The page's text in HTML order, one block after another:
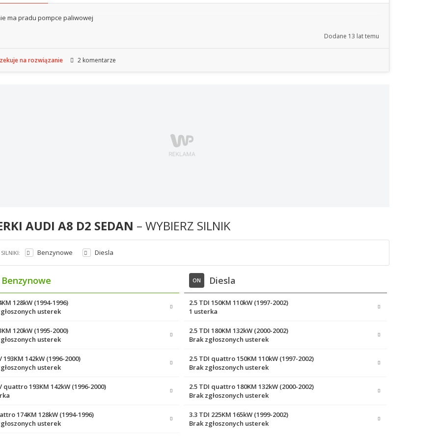
ma pradu pompce paliwowej
Dodane 13 lat temu
na rozwiązanie 2 komentarze
AUDI A8 D2 SEDAN – WYBIERZ SILNIK
Benzynowe Diesla
Benzynowe
128kW (1994-1996)
usterek
120kW (1995-2000)
usterek
193KM 142kW (1996-2000)
usterek
quattro 193KM 142kW (1996-2000)
174KM 128kW (1994-1996)
usterek
ON Diesla
2.5 TDI 150KM 110kW (1997-2002)
1 usterka
2.5 TDI 180KM 132kW (2000-2002)
Brak zgłoszonych usterek
2.5 TDI quattro 150KM 110kW (1997-2002)
Brak zgłoszonych usterek
2.5 TDI quattro 180KM 132kW (2000-2002)
Brak zgłoszonych usterek
3.3 TDI 225KM 165kW (1999-2002)
Brak zgłoszonych usterek